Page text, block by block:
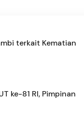
terkait Kematian
ke-81 RI, Pimpinan